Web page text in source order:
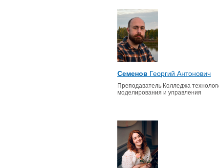
Семенов Георгий Антонович
Преподаватель Колледжа
моделирования и управления